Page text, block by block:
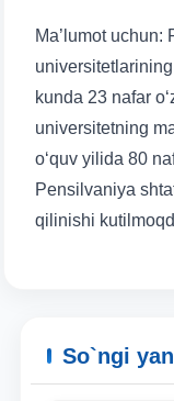
Ma’lumot
kunda 23 nafar
universitetning
oʻquv yilida 80
Pensilvaniya
qilinishi
So`ngi